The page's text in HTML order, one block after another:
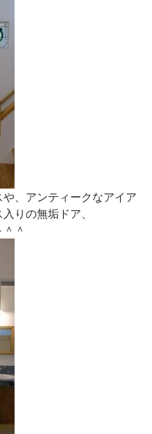
、アンティークなアイア
りの無垢ドア、
＾